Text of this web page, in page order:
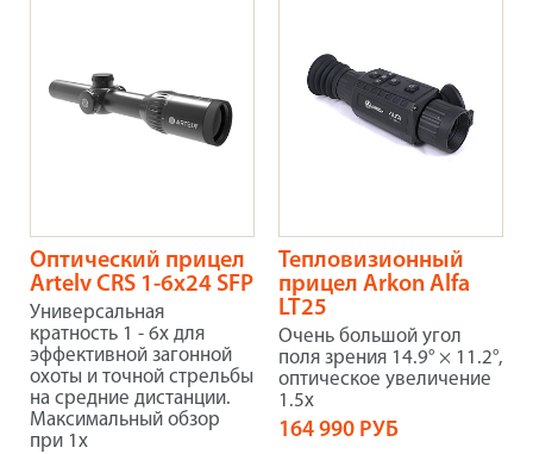
Оптический прицел
Artelv CRS 1-6x24 SFP
Универсальная
кратность 1 - 6х для
эффективной загонной
охоты и точной стрельбы
на средние дистанции.
Максимальный обзор
при 1х
Тепловизионный
прицел Arkon Alfa
LT25
Очень большой угол
поля зрения 14.9° × 11.2°,
оптическое увеличение
1.5x
164 990 РУБ